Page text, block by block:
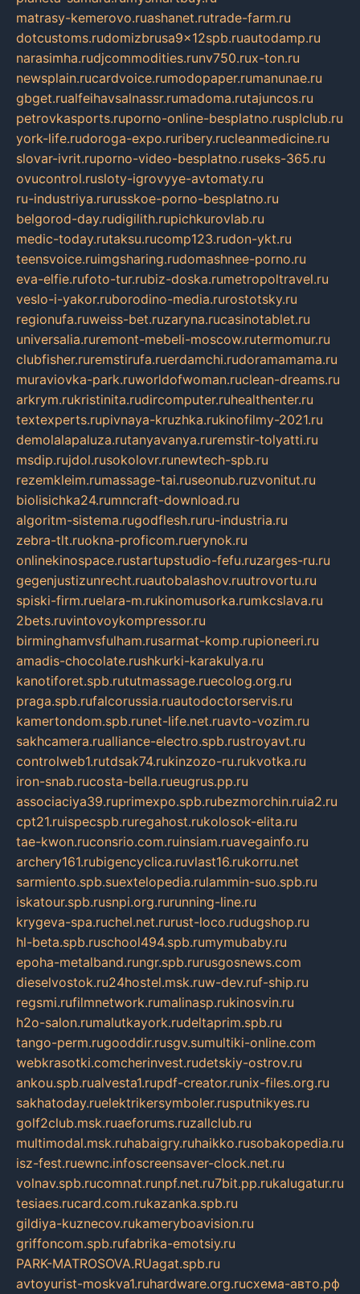
matrasy-kemerovo.ruashanet.rutrade-farm.ru
dotcustoms.rudomizbrusa9x12spb.ruautodamp.ru
narasimha.rudjcommodities.runv750.rux-ton.ru
newsplain.rucardvoice.rumodopaper.rumanunae.ru
gbget.rualfeihavsalnassr.rumadoma.rutajuncos.ru
petrovkasports.ruporno-online-besplatno.rusplclub.ru
york-life.rudoroga-expo.ruribery.rucleanmedicine.ru
slovar-ivrit.ruporno-video-besplatno.ruseks-365.ru
ovucontrol.rusloty-igrovyye-avtomaty.ru
ru-industriya.rurusskoe-porno-besplatno.ru
belgorod-day.rudigilith.rupichkurovlab.ru
medic-today.rutaksu.rucomp123.rudon-ykt.ru
teensvoice.ruimgsharing.rudomashnee-porno.ru
eva-elfie.rufoto-tur.rubiz-doska.rumetropoltravel.ru
veslo-i-yakor.ruborodino-media.rurostotsky.ru
regionufa.ruweiss-bet.ruzaryna.rucasinotablet.ru
universalia.ruremont-mebeli-moscow.rutermomur.ru
clubfisher.ruremstirufa.ruerdamchi.rudoramamama.ru
muraviovka-park.ruworldofwoman.ruclean-dreams.ru
arkrym.rukristinita.rudircomputer.ruhealthenter.ru
textexperts.rupivnaya-kruzhka.rukinofilmy-2021.ru
demolalapaluza.rutanyavanya.ruremstir-tolyatti.ru
msdip.rujdol.rusokolovr.runewtech-spb.ru
rezemkleim.rumassage-tai.ruseonub.ruzvonitut.ru
biolisichka24.rumncraft-download.ru
algoritm-sistema.rugodflesh.ruru-industria.ru
zebra-tlt.ruokna-proficom.ruerynok.ru
onlinekinospace.rustartupstudio-fefu.ruzarges-ru.ru
gegenjustizunrecht.ruautobalashov.ruutrovortu.ru
spiski-firm.ruelara-m.rukinomusorka.rumkcslava.ru
2bets.ruvintovoykompressor.ru
birminghamvsfulham.rusarmat-komp.rupioneeri.ru
amadis-chocolate.rushkurki-karakulya.ru
kanotiforet.spb.rututmassage.ruecolog.org.ru
praga.spb.rufalcorussia.ruautodoctorservis.ru
kamertondom.spb.runet-life.net.ruavto-vozim.ru
sakhcamera.rualliance-electro.spb.rustroyavt.ru
controlweb1.rutdsak74.rukinzozo-ru.rukvotka.ru
iron-snab.rucosta-bella.rueugrus.pp.ru
associaciya39.ruprimexpo.spb.rubezmorchin.ruia2.ru
cpt21.ruispecspb.ruregahost.rukolosok-elita.ru
tae-kwon.ruconsrio.com.ruinsiam.ruavegainfo.ru
archery161.rubigencyclica.ruvlast16.rukorru.net
sarmiento.spb.suextelopedia.rulammin-suo.spb.ru
iskatour.spb.rusnpi.org.rurunning-line.ru
krygeva-spa.ruchel.net.rurust-loco.rudugshop.ru
hl-beta.spb.ruschool494.spb.rumymubaby.ru
epoha-metalband.rungr.spb.rurusgosnews.com
dieselvostok.ru24hostel.msk.ruw-dev.ruf-ship.ru
regsmi.rufilmnetwork.rumalinasp.rukinosvin.ru
h2o-salon.rumalutkayork.rudeltaprim.spb.ru
tango-perm.rugooddir.rusgv.sumultiki-online.com
webkrasotki.comcherinvest.rudetskiy-ostrov.ru
ankou.spb.rualvesta1.rupdf-creator.runix-files.org.ru
sakhatoday.ruelektrikersymboler.rusputnikyes.ru
golf2club.msk.ruaeforums.ruzallclub.ru
multimodal.msk.ruhabaigry.ruhaikko.rusobakopedia.ru
isz-fest.ruewnc.infoscreensaver-clock.net.ru
volnav.spb.rucomnat.runpf.net.ru7bit.pp.rukalugatur.ru
tesiaes.rucard.com.rukazanka.spb.ru
gildiya-kuznecov.rukameryboavision.ru
griffoncom.spb.rufabrika-emotsiy.ru
PARK-MATROSOVA.RUagat.spb.ru
avtoyurist-moskva1.ruhardware.org.ruсхема-авто.рф